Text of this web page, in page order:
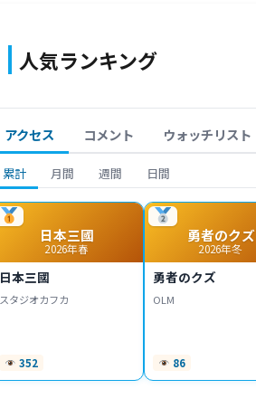
人気ランキング
アクセス コメント ウォッチリスト
累計 月間 週間 日間
日本三國
2026年春
日本三國
スタジオカフカ
352
勇者のクズ
2026年冬
勇者のクズ
OLM
86